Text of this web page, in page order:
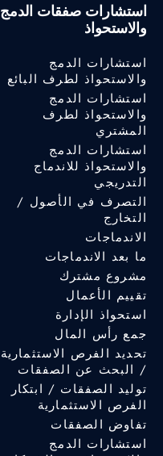
استشارات صفقات الدمج
والاستحواذ
استشارات الدمج
والاستحواذ لطرف البائع
استشارات الدمج
والاستحواذ لطرف
المشتري
استشارات الدمج
والاستحواذ للاندماج
التدريجي
التصرف في الأصول /
التخارج
الاندماجات
ما بعد الاندماجات
مشروع مشترك
تقييم الأعمال
استحواذ الإدارة
جمع رأس المال
تحديد الفرص الاستثمارية
/ البحث عن الصفقات
توليد الصفقات / ابتكار
الفرص الاستثمارية
تفاوض الصفقات
استشارات الدمج